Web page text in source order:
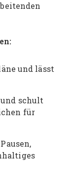
und lässt
schult
für